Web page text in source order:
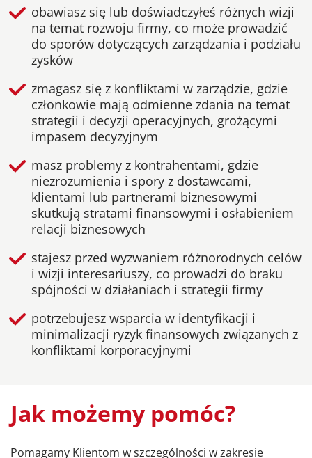
obawiasz się lub doświadczyłeś różnych wizji
na temat rozwoju firmy, co może prowadzić
do sporów dotyczących zarządzania i podziału
zysków
zmagasz się z konfliktami w zarządzie, gdzie
członkowie mają odmienne zdania na temat
strategii i decyzji operacyjnych, grożącymi
impasem decyzyjnym
masz problemy z kontrahentami, gdzie
niezrozumienia i spory z dostawcami,
klientami lub partnerami biznesowymi
skutkują stratami finansowymi i osłabieniem
relacji biznesowych
stajesz przed wyzwaniem różnorodnych celów
i wizji interesariuszy, co prowadzi do braku
spójności w działaniach i strategii firmy
potrzebujesz wsparcia w identyfikacji i
minimalizacji ryzyk finansowych związanych z
konfliktami korporacyjnymi
Jak możemy pomóc?
Pomagamy Klientom w szczególności w zakresie